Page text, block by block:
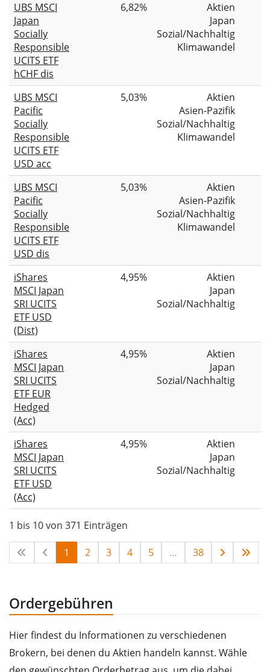
UBS MSCI
Japan
Socially
Responsible
UCITS ETF
hCHF dis
6,82%
Aktien
Japan
Sozial/Nachhaltig
Klimawandel
UBS MSCI
Pacific
Socially
Responsible
UCITS ETF
USD acc
5,03%
Aktien
Asien-Pazifik
Sozial/Nachhaltig
Klimawandel
UBS MSCI
Pacific
Socially
Responsible
UCITS ETF
USD dis
5,03%
Aktien
Asien-Pazifik
Sozial/Nachhaltig
Klimawandel
iShares
MSCI Japan
SRI UCITS
ETF USD
(Dist)
4,95%
Aktien
Japan
Sozial/Nachhaltig
iShares
MSCI Japan
SRI UCITS
ETF EUR
Hedged
(Acc)
4,95%
Aktien
Japan
Sozial/Nachhaltig
iShares
MSCI Japan
SRI UCITS
ETF USD
(Acc)
4,95%
Aktien
Japan
Sozial/Nachhaltig
1 bis 10 von 371 Einträgen
1 2 3 4 5 … 38
Ordergebühren
Hier findest du Informationen zu verschiedenen
Brokern, bei denen du Aktien handeln kannst. Wähle